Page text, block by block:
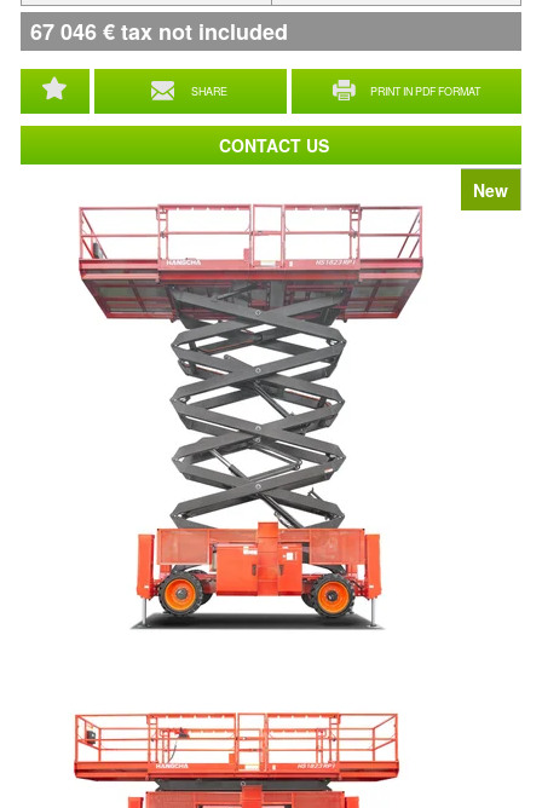
New
SHARE PRINT IN PDF FORMAT
67 046€tax not included
CONTACT US